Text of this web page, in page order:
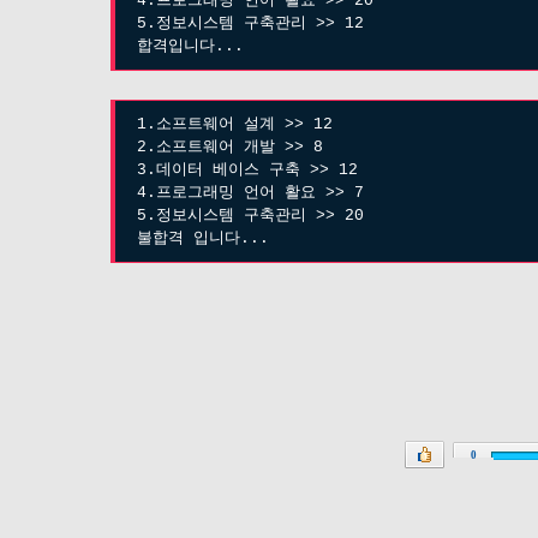
5.정보시스템 구축관리 >> 12
합격입니다...
1.소프트웨어 설계 >> 12
2.소프트웨어 개발 >> 8
3.데이터 베이스 구축 >> 12
4.프로그래밍 언어 활요 >> 7
5.정보시스템 구축관리 >> 20
불합격 입니다...
0